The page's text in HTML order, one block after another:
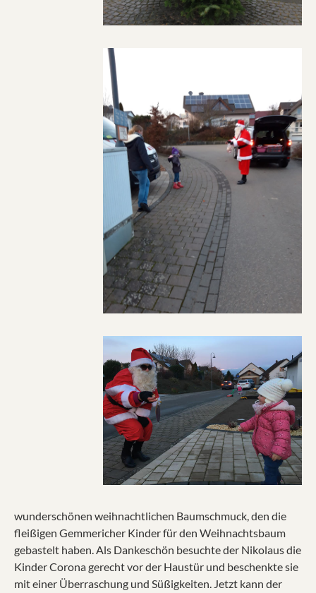
wunderschönen weihnachtlichen Baumschmuck, den die
fleißigen Gemmericher Kinder für den Weihnachtsbaum
gebastelt haben. Als Dankeschön besuchte der Nikolaus die
Kinder Corona gerecht vor der Haustür und beschenkte sie
mit einer Überraschung und Süßigkeiten. Jetzt kann der